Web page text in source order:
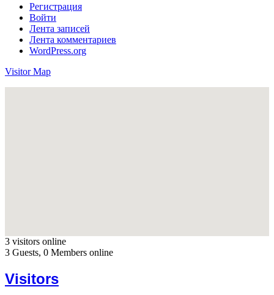
Регистрация
Войти
Лента записей
Лента комментариев
WordPress.org
Visitor Map
3 visitors online
3 Guests, 0 Members online
Visitors